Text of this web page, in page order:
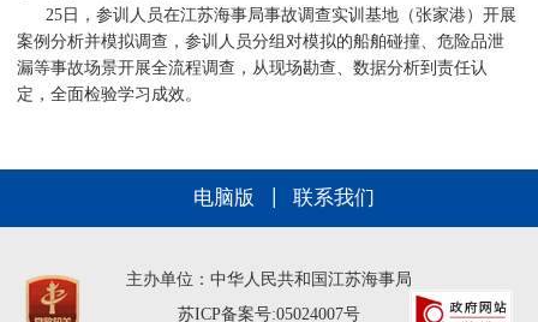
25日，参训人员在江苏海事局事故调查实训基地（张家港）开展
案例分析并模拟调查，参训人员分组对模拟的船舶碰撞、危险品泄
漏等事故场景开展全流程调查，从现场勘查、数据分析到责任认
定，全面检验学习成效。
电脑版 联系我们
主办单位：中华人民共和国江苏海事局
苏ICP备案号:05024007号